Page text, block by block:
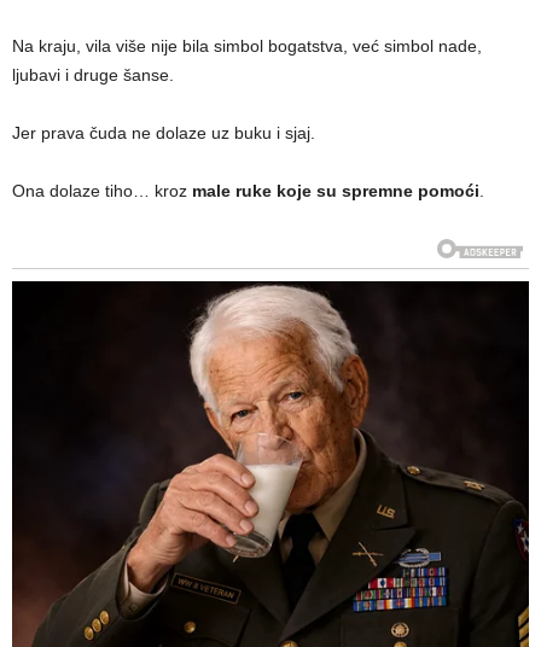
Na kraju, vila više nije bila simbol bogatstva, već simbol nade,
ljubavi i druge šanse.
Jer prava čuda ne dolaze uz buku i sjaj.
Ona dolaze tiho… kroz male ruke koje su spremne pomoći